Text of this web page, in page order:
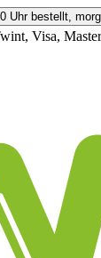
Uhr bestellt,
Visa,